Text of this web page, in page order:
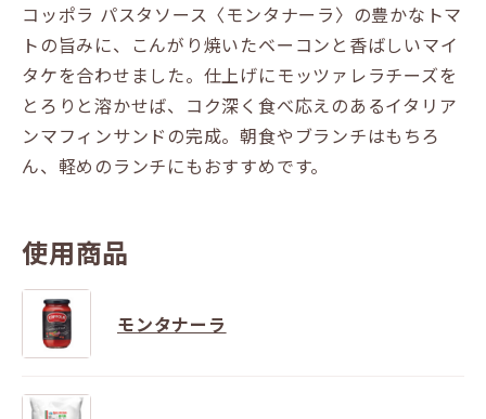
コッポラ パスタソース〈モンタナーラ〉の豊かなトマ
トの旨みに、こんがり焼いたベーコンと香ばしいマイ
タケを合わせました。仕上げにモッツァレラチーズを
とろりと溶かせば、コク深く食べ応えのあるイタリア
ンマフィンサンドの完成。朝食やブランチはもちろ
ん、軽めのランチにもおすすめです。
使用商品
モンタナーラ